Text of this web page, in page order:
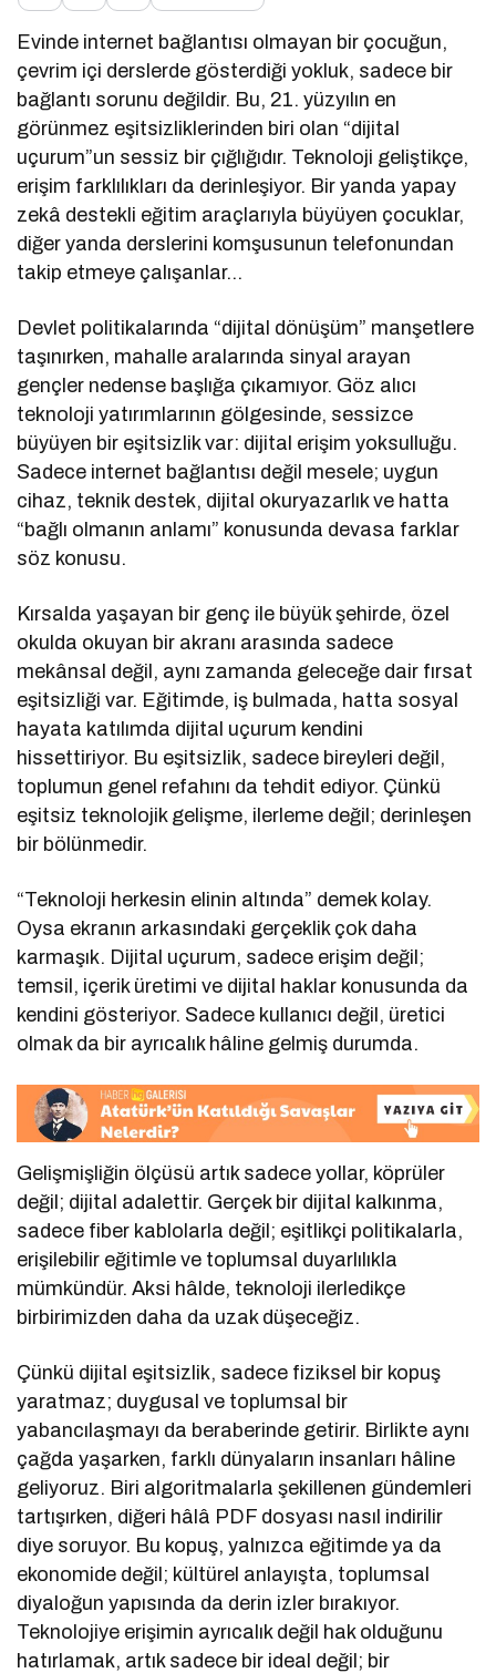
Evinde internet bağlantısı olmayan bir çocuğun,
çevrim içi derslerde gösterdiği yokluk, sadece bir
bağlantı sorunu değildir. Bu, 21. yüzyılın en
görünmez eşitsizliklerinden biri olan “dijital
uçurum”un sessiz bir çığlığıdır. Teknoloji geliştikçe,
erişim farklılıkları da derinleşiyor. Bir yanda yapay
zekâ destekli eğitim araçlarıyla büyüyen çocuklar,
diğer yanda derslerini komşusunun telefonundan
takip etmeye çalışanlar…
Devlet politikalarında “dijital dönüşüm” manşetlere
taşınırken, mahalle aralarında sinyal arayan
gençler nedense başlığa çıkamıyor. Göz alıcı
teknoloji yatırımlarının gölgesinde, sessizce
büyüyen bir eşitsizlik var: dijital erişim yoksulluğu.
Sadece internet bağlantısı değil mesele; uygun
cihaz, teknik destek, dijital okuryazarlık ve hatta
“bağlı olmanın anlamı” konusunda devasa farklar
söz konusu.
Kırsalda yaşayan bir genç ile büyük şehirde, özel
okulda okuyan bir akranı arasında sadece
mekânsal değil, aynı zamanda geleceğe dair fırsat
eşitsizliği var. Eğitimde, iş bulmada, hatta sosyal
hayata katılımda dijital uçurum kendini
hissettiriyor. Bu eşitsizlik, sadece bireyleri değil,
toplumun genel refahını da tehdit ediyor. Çünkü
eşitsiz teknolojik gelişme, ilerleme değil; derinleşen
bir bölünmedir.
“Teknoloji herkesin elinin altında” demek kolay.
Oysa ekranın arkasındaki gerçeklik çok daha
karmaşık. Dijital uçurum, sadece erişim değil;
temsil, içerik üretimi ve dijital haklar konusunda da
kendini gösteriyor. Sadece kullanıcı değil, üretici
olmak da bir ayrıcalık hâline gelmiş durumda.
Gelişmişliğin ölçüsü artık sadece yollar, köprüler
değil; dijital adalettir. Gerçek bir dijital kalkınma,
sadece fiber kablolarla değil; eşitlikçi politikalarla,
erişilebilir eğitimle ve toplumsal duyarlılıkla
mümkündür. Aksi hâlde, teknoloji ilerledikçe
birbirimizden daha da uzak düşeceğiz.
Çünkü dijital eşitsizlik, sadece fiziksel bir kopuş
yaratmaz; duygusal ve toplumsal bir
yabancılaşmayı da beraberinde getirir. Birlikte aynı
çağda yaşarken, farklı dünyaların insanları hâline
geliyoruz. Biri algoritmalarla şekillenen gündemleri
tartışırken, diğeri hâlâ PDF dosyası nasıl indirilir
diye soruyor. Bu kopuş, yalnızca eğitimde ya da
ekonomide değil; kültürel anlayışta, toplumsal
diyaloğun yapısında da derin izler bırakıyor.
Teknolojiye erişimin ayrıcalık değil hak olduğunu
hatırlamak, artık sadece bir ideal değil; bir